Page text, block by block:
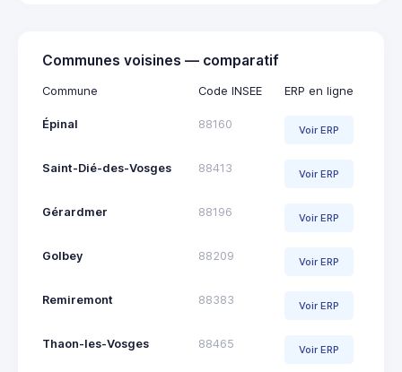
Communes voisines — comparatif
Commune Code INSEE ERP en ligne
Épinal 88160 Voir ERP
Saint-Dié-des-Vosges 88413 Voir ERP
Gérardmer 88196 Voir ERP
Golbey 88209 Voir ERP
Remiremont 88383 Voir ERP
Thaon-les-Vosges 88465 Voir ERP